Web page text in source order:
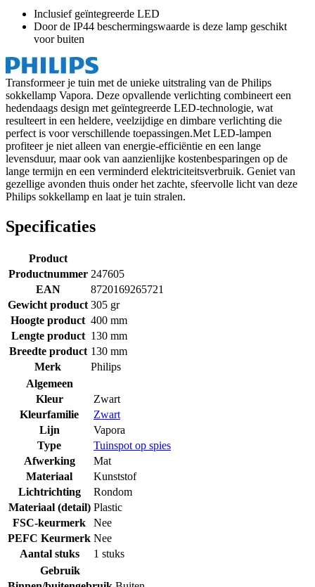
Inclusief geïntegreerde LED
Door de IP44 beschermingswaarde is deze lamp geschikt
voor buiten
Transformeer je tuin met de unieke uitstraling van de Philips
sokkellamp Vapora. Deze opvallende verlichting combineert een
hedendaags design met geïntegreerde LED-technologie, wat
resulteert in een heldere, veelzijdige en dimbare verlichting die
perfect is voor verschillende toepassingen.Met LED-lampen
profiteer je niet alleen van energie-efficiëntie en een lange
levensduur, maar ook van aanzienlijke kostenbesparingen op de
lange termijn en een verminderd elektriciteitsverbruik. Geniet van
gezellige avonden thuis onder het zachte, sfeervolle licht van deze
Philips sokkellamp en laat je tuin stralen.
Specificaties
Product
Productnummer 247605
EAN
8720169265721
Gewicht product 305 gr
Hoogte product 400 mm
Lengte product 130 mm
Breedte product 130 mm
Merk
Philips
Algemeen
Kleur
Zwart
Kleurfamilie
Zwart
Lijn
Vapora
Type
Tuinspot op spies
Afwerking
Mat
Materiaal
Kunststof
Lichtrichting
Rondom
Materiaal (detail) Plastic
FSC-keurmerk
Nee
PEFC Keurmerk Nee
Aantal stuks
1 stuks
Gebruik